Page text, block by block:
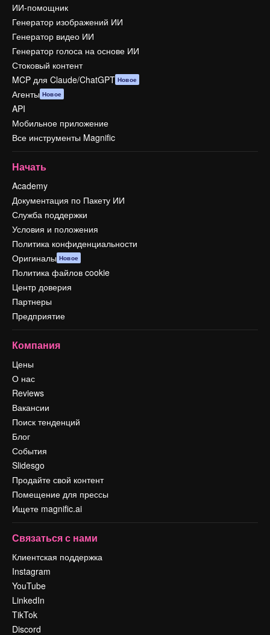
ИИ-помощник
Генератор изображений ИИ
Генератор видео ИИ
Генератор голоса на основе ИИ
Стоковый контент
MCP для Claude/ChatGPT Новое
Агенты Новое
API
Мобильное приложение
Все инструменты Magnific
Начать
Academy
Документация по Пакету ИИ
Служба поддержки
Условия и положения
Политика конфиденциальности
Оригиналы Новое
Политика файлов cookie
Центр доверия
Партнеры
Предприятие
Компания
Цены
О нас
Reviews
Вакансии
Поиск тенденций
Блог
События
Slidesgo
Продайте свой контент
Помещение для прессы
Ищете magnific.ai
Связаться с нами
Клиентская поддержка
Instagram
YouTube
LinkedIn
TikTok
Discord